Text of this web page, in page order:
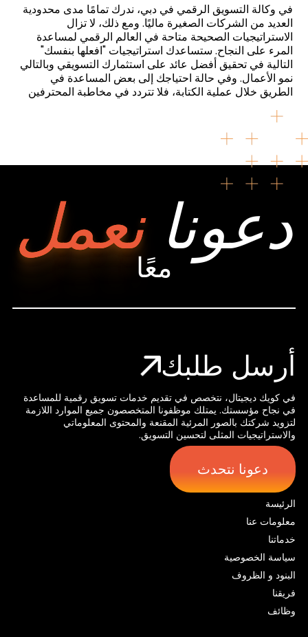
في وكالة التسويق الرقمي في دبي، ندرك تمامًا مدى محدودية
العديد من الشركات الصغيرة ماليًا. ومع ذلك، لا تزال
الاستراتيجيات الصحيحة متاحة في العالم الرقمي لمساعدة
المرء على النجاح. ستساعدك استراتيجيات "افعلها بنفسك"
التالية في تحقيق أفضل عائد على استثمارك التسويقي وبالتالي
نمو الأعمال. وفي حالة احتياجك إلى بعض المساعدة في
الطريق خلال عملية الكتابة، فلا تتردد في مخاطبة المحترفين
دعونانعملمعًا
أرسل طلبك
في كويك ديجيتال، نتخصص في تقديم خدمات تسويق رقمية للمساعدة
في نجاح مؤسستك. يمتلك موظفونا المتخصصون جميع الموارد اللازمة
لتزويد شركتك بالصور المرئية المقنعة والمحتوى المعلوماتي
والاستراتيجيات المثلى لتحسين التسويق.
دعونا نتحدث
الرئيسة
معلومات عنا
خدماتنا
سياسة الخصوصية
البنود و الظروف
فريقنا
وظائف